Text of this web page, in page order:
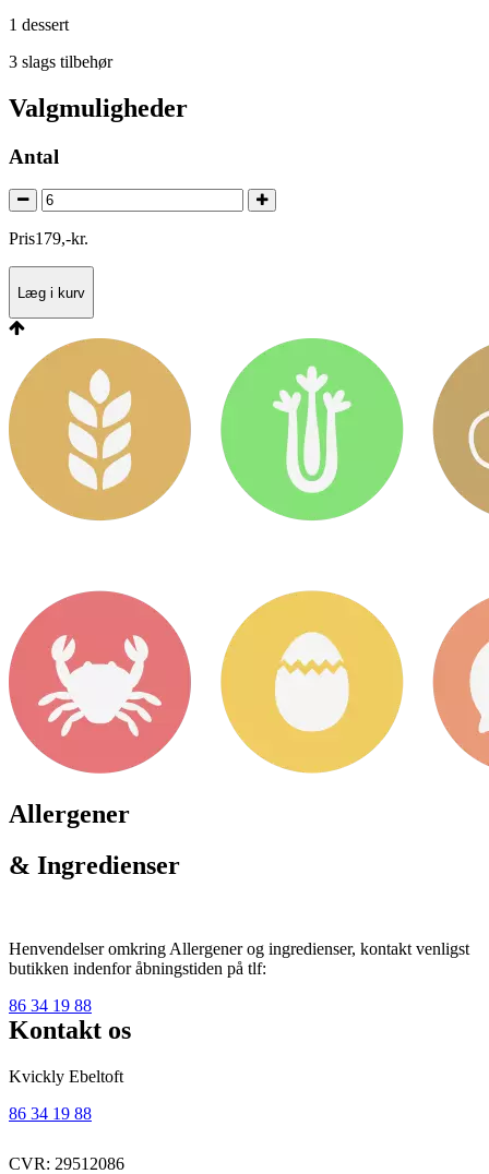
1 dessert
3 slags tilbehør
Valgmuligheder
Antal
Pris179,-kr.
Læg i kurv
Allergener
& Ingredienser
Henvendelser omkring Allergener og ingredienser, kontakt venligst
butikken indenfor åbningstiden på tlf:
86 34 19 88
Kontakt os
Kvickly Ebeltoft
86 34 19 88
CVR: 29512086